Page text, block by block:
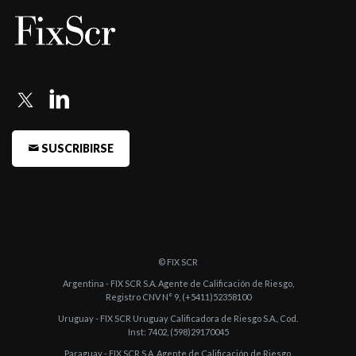
-Fitch otorga la categoría A-(arg) al Programa Global de ONs
Simples por ...
Negociables Subordi ...
Plazo de Banco ...
FIX (afiliada de Fitch Ratings) confirmo las calificaciones de
SUSCRIBIRSE
© FIX SCR
Argentina - FIX SCR S.A. Agente de Calificación de Riesgo,
Registro CNV N° 9, (+5411)52358100
Uruguay - FIX SCR Uruguay Calificadora de Riesgo S.A., Cod.
Inst: 7402, (598)29170045
Paraguay - FIX SCR S.A. Agente de Calificación de Riesgo,